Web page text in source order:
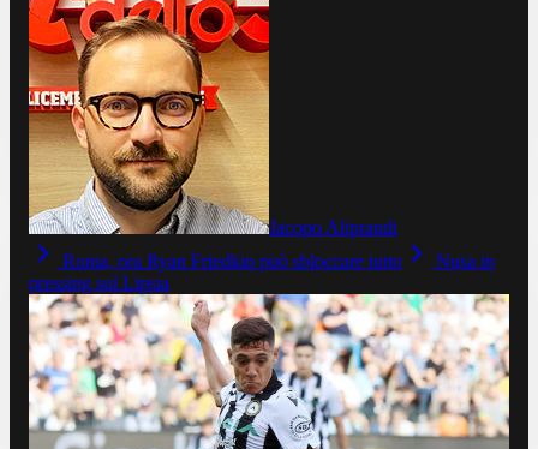
Jacopo Aliprandi
Roma, ora Ryan Friedkin può sbloccare tutto
Nusa in
pressing sul Lipsia